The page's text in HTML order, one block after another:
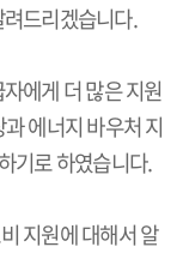
드리겠습니다.
에게 더 많은 지원
에너지 바우처 지
기로 하였습니다.
지원에 대해서 알